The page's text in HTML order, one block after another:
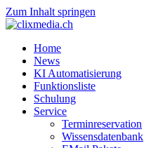
Zum Inhalt springen
Home
News
KI Automatisierung
Funktionsliste
Schulung
Service
Terminreservation
Wissensdatenbank